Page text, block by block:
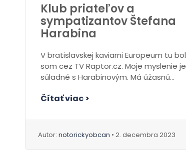
Klub priateľov a
sympatizantov Štefana
Harabina
V bratislavskej kaviarni Europeum tu bol
som cez TV Raptor.cz. Moje myslenie je
súladné s Harabinovým. Má úžasnú
ako...
Čítať viac >
Autor: notorickyobcan • 2. decembra 2023